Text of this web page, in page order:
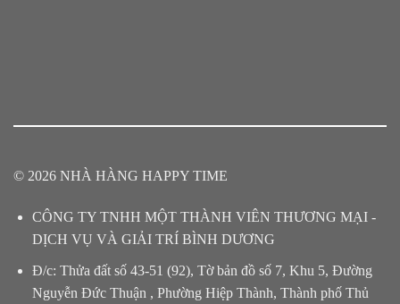
© 2026 NHÀ HÀNG HAPPY TIME
CÔNG TY TNHH MỘT THÀNH VIÊN THƯƠNG MẠI -
DỊCH VỤ VÀ GIẢI TRÍ BÌNH DƯƠNG
Đ/c: Thửa đất số 43-51 (92), Tờ bản đồ số 7, Khu 5, Đường
Nguyễn Đức Thuận , Phường Hiệp Thành, Thành phố Thủ